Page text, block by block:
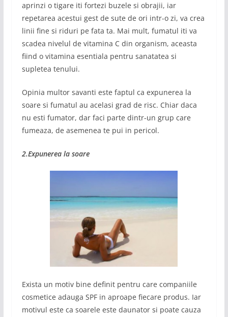
aprinzi o tigare iti fortezi buzele si obrajii, iar
repetarea acestui gest de sute de ori intr-o zi, va crea
linii fine si riduri pe fata ta. Mai mult, fumatul iti va
scadea nivelul de vitamina C din organism, aceasta
fiind o vitamina esentiala pentru sanatatea si
supletea tenului.
Opinia multor savanti este faptul ca expunerea la
soare si fumatul au acelasi grad de risc. Chiar daca
nu esti fumator, dar faci parte dintr-un grup care
fumeaza, de asemenea te pui in pericol.
2.Expunerea la soare
Exista un motiv bine definit pentru care companiile
cosmetice adauga SPF in aproape fiecare produs. Iar
motivul este ca soarele este daunator si poate cauza